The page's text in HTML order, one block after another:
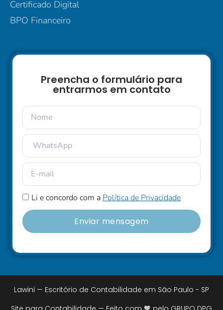
Certificado Digital
BPO Financeiro
Preencha o formulário para
entrarmos em contato
Li e concordo com a Política de Privacidade
Enviar mensagem
Lawini — Escritório de Contabilidade em São Paulo - SP